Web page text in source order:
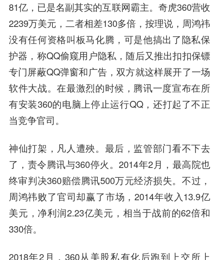
81亿，已是名副其实的互联网霸主。奇虎360营收
2239万美元，二者相差130多倍，按理说，周鸿祎
没有任何资格叫板马化腾，可是他搞出了隐私保
护器，称QQ偷窥用户隐私，随后又推出扣扣保镖
专门屏蔽QQ弹窗和广告，双方就这样展开了一场
软件大战。在最激烈的时候，腾讯一度宣布在所
有安装360的电脑上停止运行QQ，还打起了不正
当竞争官司。
神仙打架，凡人遭殃。最后，监管部门看不下去
了，责令腾讯与360停火。2014年2月，最高院也
终审判决360赔偿腾讯500万元经济损失。不过，
周鸿祎败了官司却赢了市场，2014年收入13.9亿
美元，净利润2.23亿美元，相当于战前的62倍和
330倍。
2018年2月，360从美股私有化后跑到上交所上